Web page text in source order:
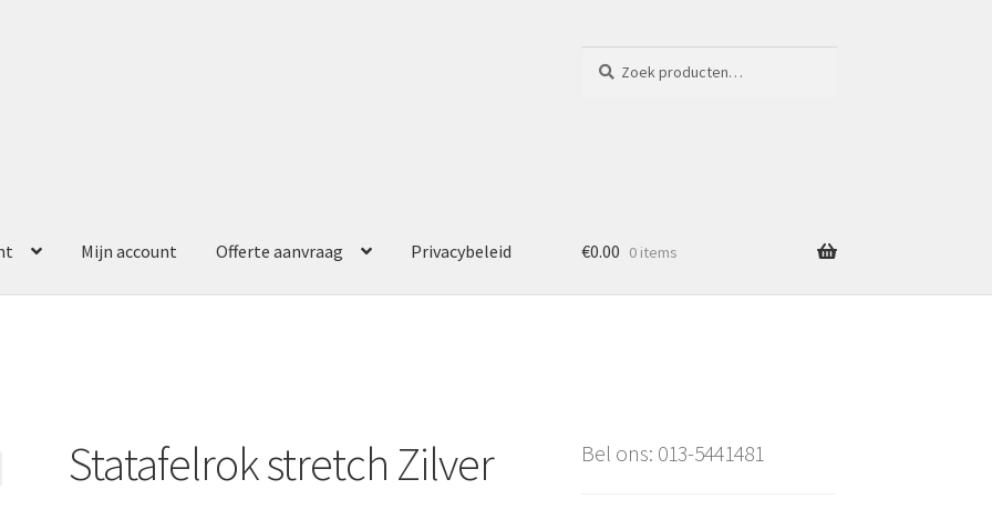
naar:
Mijn account Offerte aanvraag Privacybeleid €0.00 0 items
Statafelrok stretch Zilver Bel ons: 013-5441481